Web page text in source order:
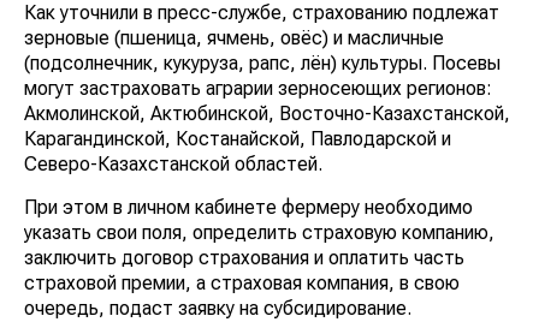
Как уточнили в пресс-службе, страхованию подлежат
зерновые (пшеница, ячмень, овёс) и масличные
(подсолнечник, кукуруза, рапс, лён) культуры. Посевы
могут застраховать аграрии зерносеющих регионов:
Акмолинской, Актюбинской, Восточно-Казахстанской,
Карагандинской, Костанайской, Павлодарской и
Северо-Казахстанской областей.
При этом в личном кабинете фермеру необходимо
указать свои поля, определить страховую компанию,
заключить договор страхования и оплатить часть
страховой премии, а страховая компания, в свою
очередь, подаст заявку на субсидирование.